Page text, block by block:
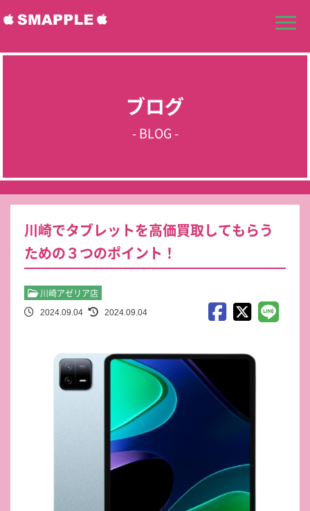
ブログ
- BLOG -
川崎でタブレットを高価買取してもらう
ための３つのポイント！
川崎アゼリア店
2024.09.04 2024.09.04